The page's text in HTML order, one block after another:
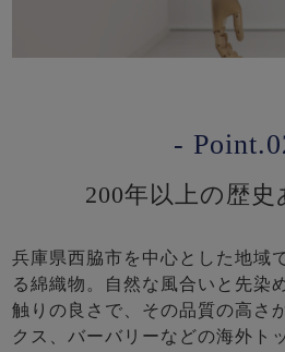
-
200年以上の歴史
兵庫県西脇市を中心とした地域
る綿織物。自然な風合いと先染
触りの良さで、その品質の高さ
クス、バーバリーなどの海外ト